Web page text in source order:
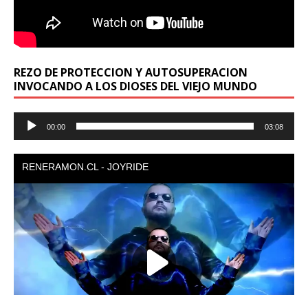
REZO DE PROTECCION Y AUTOSUPERACION
INVOCANDO A LOS DIOSES DEL VIEJO MUNDO
Reproductor
00:00 03:08